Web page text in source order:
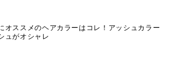
オススメのヘアカラーはコレ！アッシュカラー
ュがオシャレ